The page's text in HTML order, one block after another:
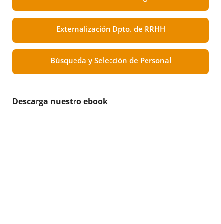
Externalización Dpto. de RRHH
Búsqueda y Selección de Personal
Descarga nuestro ebook